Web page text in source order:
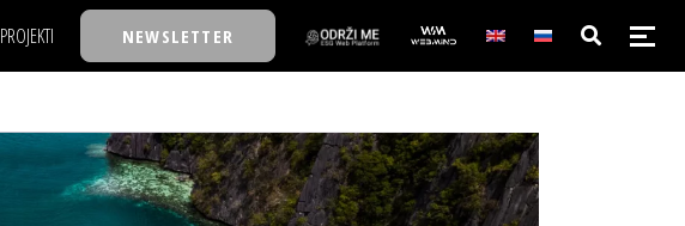
PROJEKTI
TASTY TALKS
30 ISPOD 30
NEWSLETTER
NAJKOLEGA
30 ISPOD 30
BACK TO OFFICE/SCHOOL